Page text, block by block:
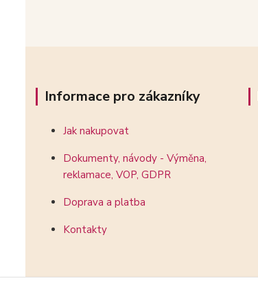
Informace pro zákazníky
Jak nakupovat
Dokumenty, návody - Výměna,
reklamace, VOP, GDPR
Doprava a platba
Kontakty